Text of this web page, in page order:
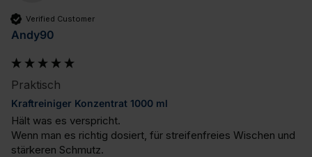
Verified Customer
Andy90
Praktisch
Kraftreiniger Konzentrat 1000 ml
Hält was es verspricht.
Wenn man es richtig dosiert, für streifenfreies Wischen und
stärkeren Schmutz.